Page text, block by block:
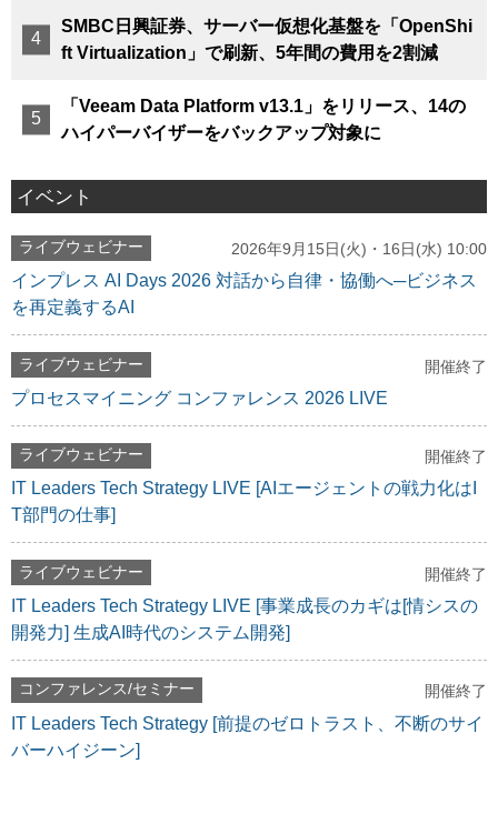
SMBC日興証券、サーバー仮想化基盤を「OpenShi
ft Virtualization」で刷新、5年間の費用を2割減
「Veeam Data Platform v13.1」をリリース、14の
ハイパーバイザーをバックアップ対象に
イベント
ライブウェビナー 2026年9月15日(火)・16日(水) 10:00
インプレス AI Days 2026 対話から自律・協働へ─ビジネス
を再定義するAI
ライブウェビナー 開催終了
プロセスマイニング コンファレンス 2026 LIVE
ライブウェビナー 開催終了
IT Leaders Tech Strategy LIVE [AIエージェントの戦力化はI
T部門の仕事]
ライブウェビナー 開催終了
IT Leaders Tech Strategy LIVE [事業成長のカギは[情シスの
開発力] 生成AI時代のシステム開発]
コンファレンス/セミナー 開催終了
IT Leaders Tech Strategy [前提のゼロトラスト、不断のサイ
バーハイジーン]